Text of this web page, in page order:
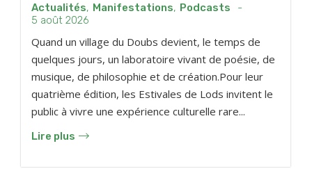
Actualités, Manifestations, Podcasts
-
5 août 2026
Quand un village du Doubs devient, le temps de
quelques jours, un laboratoire vivant de poésie, de
musique, de philosophie et de création.Pour leur
quatrième édition, les Estivales de Lods invitent le
public à vivre une expérience culturelle rare...
Lire plus